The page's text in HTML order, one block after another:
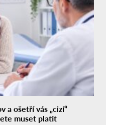
a ošetří vás „cizí“
muset platit